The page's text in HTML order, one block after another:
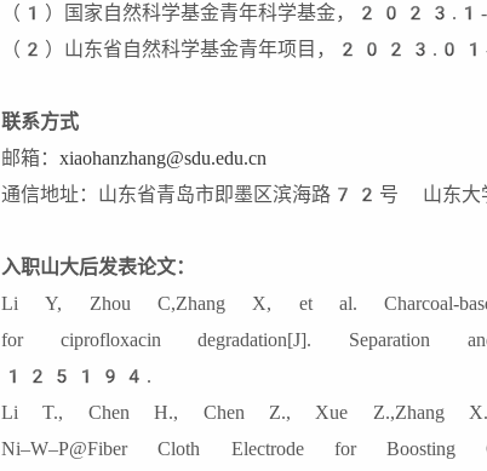
（1）国家自然科学基金青年科学基金，
（2）山东省自然科学基金青年项目，
联系方式
邮箱： xiaohanzhang@sdu.edu.cn
通信地址：山东省青岛市即墨区滨海路72号 山东大
入职山大后发表论文：
Li Y, Zhou C,Zhang X, et al. Charcoal-based
for ciprofloxacin degradation[J].
125194.
Li T., Chen H., Chen Z., Xue Z.,Zhang
Ni–W–P@Fiber Cloth Electrode for Boosting